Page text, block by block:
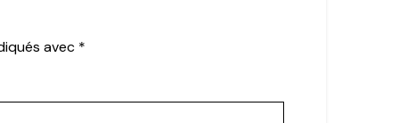
avec *